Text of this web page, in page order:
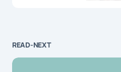
READ-NEXT